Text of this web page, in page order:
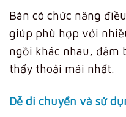
Bàn có chức năng
giúp phù hợp với
ngồi khác nhau, đảm
thấy thoải mái nhất.
Dễ di chuyển và sử